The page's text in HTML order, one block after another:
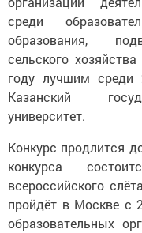
среди
образования,
сельского
году лучшим среди
Казанский
университет.
Конкурс продлится
конкурса
всероссийского
пройдёт в Москве с
образовательных